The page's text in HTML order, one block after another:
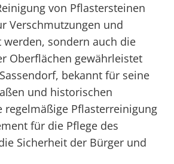
von Pflastersteinen
Verschmutzungen und
werden, sondern auch die
Oberflächen gewährleistet
bekannt für seine
und historischen
regelmäßige Pflasterreinigung
für die Pflege des
Sicherheit der Bürger und